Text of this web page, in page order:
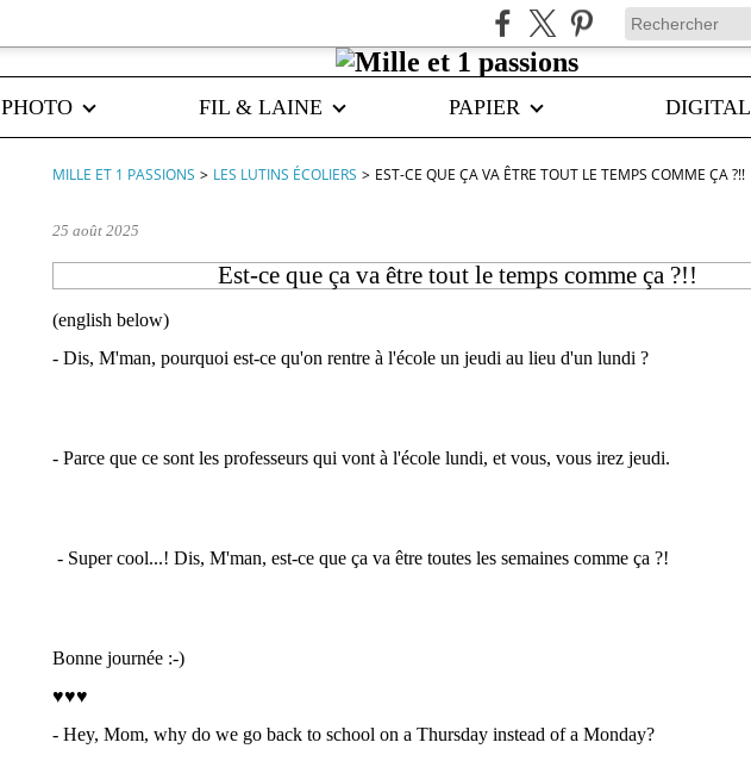
PHOTO FIL & LAINE PAPIER DIGITAL
MILLE ET 1 PASSIONS > LES LUTINS ÉCOLIERS > EST-CE QUE ÇA VA ÊTRE TOUT LE TEMPS COMME ÇA ?!!
25 août 2025
Est-ce que ça va être tout le temps comme ça ?!!
(english below)
- Dis, M'man, pourquoi est-ce qu'on rentre à l'école un jeudi au lieu d'un lundi ?
- Parce que ce sont les professeurs qui vont à l'école lundi, et vous, vous irez jeudi.
- Super cool...! Dis, M'man, est-ce que ça va être toutes les semaines comme ça ?!
Bonne journée :-)
♥♥♥
- Hey, Mom, why do we go back to school on a Thursday instead of a Monday?